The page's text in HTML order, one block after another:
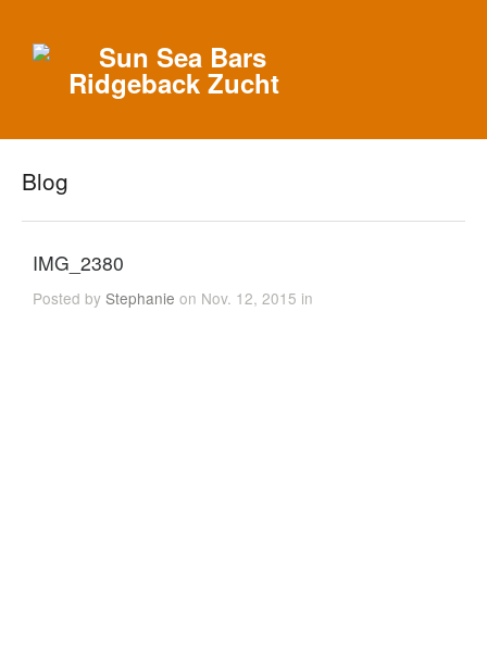
Blog
IMG_2380
Posted byStephanie on Nov. 12, 2015 in